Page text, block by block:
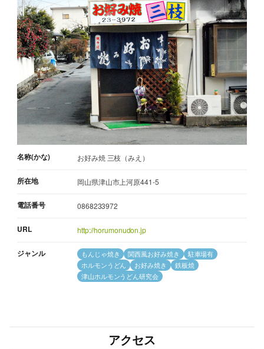
名称(かな) お好み焼 三枝（みえ）
所在地 岡山県津山市上河原441-5
電話番号 0868233972
URL http://horumonudon.jp
ジャンル もんじゃ焼き 関西風お好み焼き
駐車場有
ホルモンうどん
お好み焼き
鉄板焼
津山ホルモンうどん研究会
アクセス